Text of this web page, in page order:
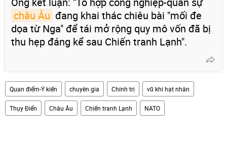
châu Âu đang khai thác chiêu bài "mối đe
dọa từ Nga" để tái mở rộng quy mô vốn đã bị
thu hẹp đáng kể sau Chiến tranh Lạnh".
Quan điểm-Ý kiến chuyên gia Chính trị vũ khí hạt nhân
Thụy Điển Châu Âu Chiến tranh Lạnh NATO